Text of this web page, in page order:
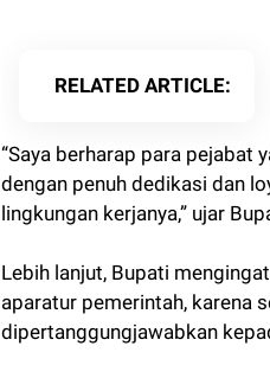
RELATED ARTICLE
“Saya berharap para pejabat
dengan penuh dedikasi dan
lingkungan kerjanya,” ujar
Lebih lanjut, Bupati
aparatur pemerintah, karena
dipertanggungjawabkan